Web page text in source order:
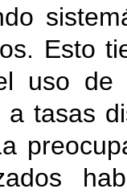
Esto
uso
a tasas